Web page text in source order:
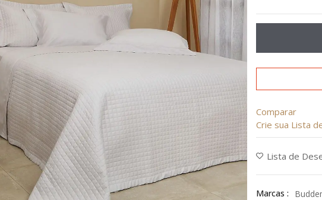
de
Comparar
Crie sua Lista
Lista de
Marcas :